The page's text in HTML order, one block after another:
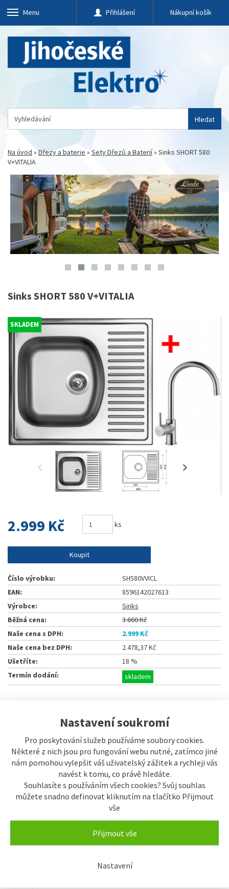
Nastavení soukromí
Pro poskytování služeb používáme soubory cookies.
Některé z nich jsou pro fungování webu nutné, zatímco jiné
nám pomohou vylepšit váš uživatelský zážitek a rychleji vás
navést k tomu, co právě hledáte.
Souhlasíte s používáním všech cookies? Svůj souhlas
můžete snadno definovat kliknutím na tlačítko Přijmout
vše
Přijmout vše
Nastavení
Menu Přihlášení Nákupní košík
Hledat
Na úvod »Dřezy a baterie » Sety Dřezů a Baterií» Sinks SHORT 580
V+VITALIA
Sinks SHORT 580 V+VITALIA
SKLADEM
2.999 Kč ks
Koupit
Číslo výrobku:
SH580VVICL
EAN:
8596142027613
Výrobce:
Sinks
Běžná cena:
3.660 Kč
Naše cena s DPH:
2.999 Kč
Naše cena bez DPH:
2.478,37 Kč
Ušetříte:
18 %
Termín dodání:
skladem
Popis
Popis výrobku
Nerezový jednodřez Sinks SHORT 580 V 0,5mm matný se
sítkovou výpustí.
hygienickou úrovní. Dřezy jsou odolné proti vysokým teplotám,
prudkým teplotním změnám a chemickým účinkům.Záruka 5 let.